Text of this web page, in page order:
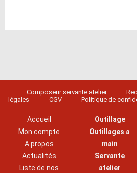
Composeur servante atelier
légales
CGV Politique de
Accueil
Mon compte
A propos
Actualités
Liste de nos
Outillage
Outillages a
main
Servante
atelier